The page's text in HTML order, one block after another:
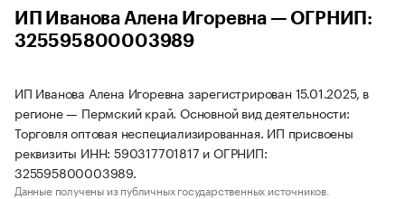
ИП Иванова Алена Игоревна — ОГРНИП:
325595800003989
ИП Иванова Алена Игоревна зарегистрирован 15.01.2025, в
регионе — Пермский край. Основной вид деятельности:
Торговля оптовая неспециализированная. ИП присвоены
реквизиты ИНН: 590317701817 и ОГРНИП:
325595800003989.
Данные получены из публичных государственных источников.